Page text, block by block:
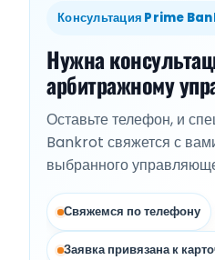
Консультация Prime
Нужна
арбитражному
Оставьте телефон, и
Bankrot свяжется с
выбранного
Свяжемся по телефону
Заявка привязана к